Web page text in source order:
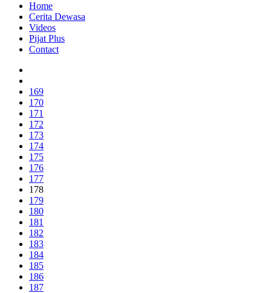
Home
Cerita Dewasa
Videos
Pijat Plus
Contact
169
170
171
172
173
174
175
176
177
178
179
180
181
182
183
184
185
186
187